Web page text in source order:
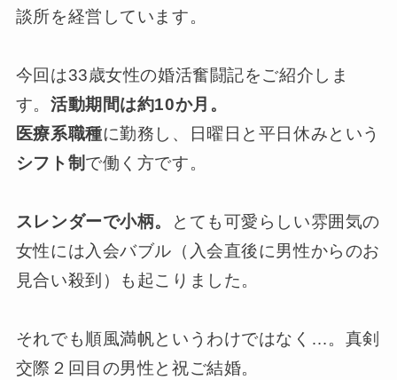
談所を経営しています。
今回は33歳女性の婚活奮闘記をご紹介しま
す。活動期間は約10か月。
医療系職種に勤務し、日曜日と平日休みという
シフト制 で働く方です。
スレンダーで小柄。
とても可愛らしい雰囲気の
女性には入会バブル（入会直後に男性からのお
見合い殺到）も起こりました。
それでも順風満帆というわけではなく…。真剣
交際２回目の男性と祝ご結婚。